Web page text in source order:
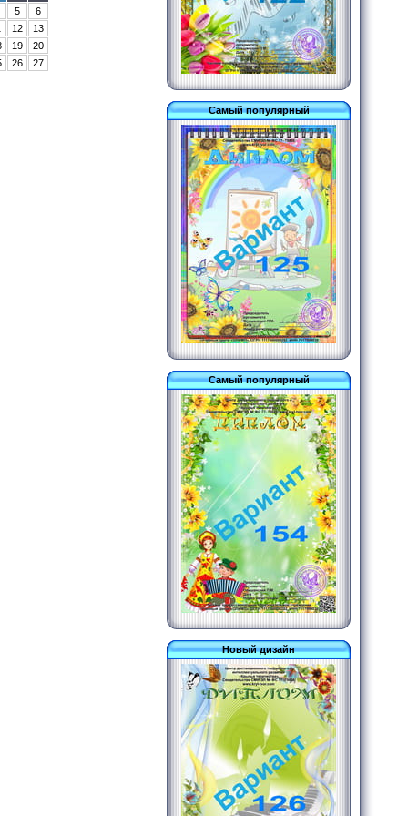
5
6
12
13
19
20
26 27
Самый популярный
Самый популярный
Новый дизайн